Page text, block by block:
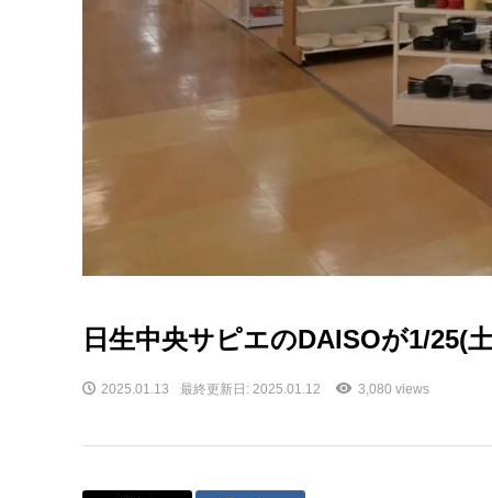
日生中央サピエのDAISOが1/25(
2025.01.13 最終更新日: 2025.01.12 3,080 views